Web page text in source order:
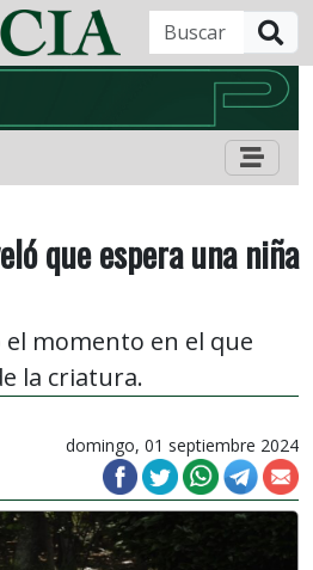
que espera una niña
momento en el que
la criatura.
domingo, 01 septiembre 2024